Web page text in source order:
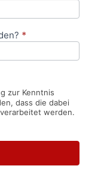
*
zur Kenntnis
dass die dabei
werden.